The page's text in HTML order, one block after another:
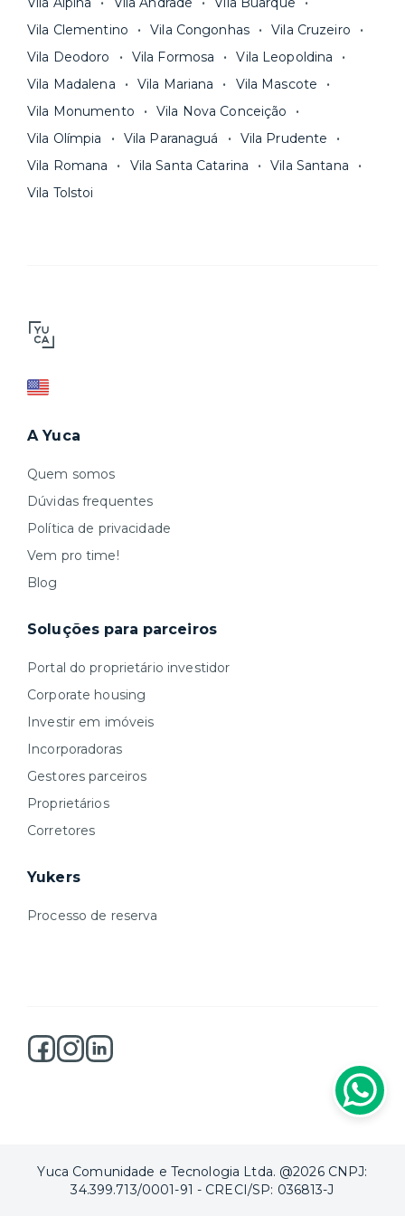
Vila Clementino
Vila Congonhas
Vila Cruzeiro
Vila Deodoro
Vila Formosa
Vila Leopoldina
Vila Madalena
Vila Mariana
Vila Mascote
Vila Monumento
Vila Nova Conceição
Vila Olímpia
Vila Paranaguá
Vila Prudente
Vila Romana
Vila Santa Catarina
Vila Santana
Vila Tolstoi
A Yuca
Quem somos
Dúvidas frequentes
Política de privacidade
Vem pro time!
Blog
Soluções para parceiros
Portal do proprietário investidor
Corporate housing
Investir em imóveis
Incorporadoras
Gestores parceiros
Proprietários
Corretores
Yukers
Processo de reserva
Yuca Comunidade e Tecnologia Ltda. @2026 CNPJ:
34.399.713/0001-91 - CRECI/SP: 036813-J